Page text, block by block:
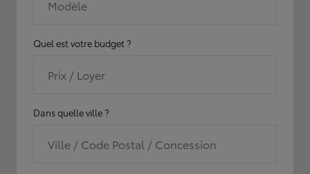
Modèle
Quel est votre budget ?
Prix / Loyer
Dans quelle ville ?
Ville / Code Postal / Concession